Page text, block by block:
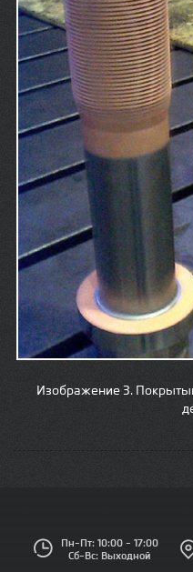
Изображение 3.
Пн–Пт: 10:00 – 17:00
Сб–Вс: Выходной